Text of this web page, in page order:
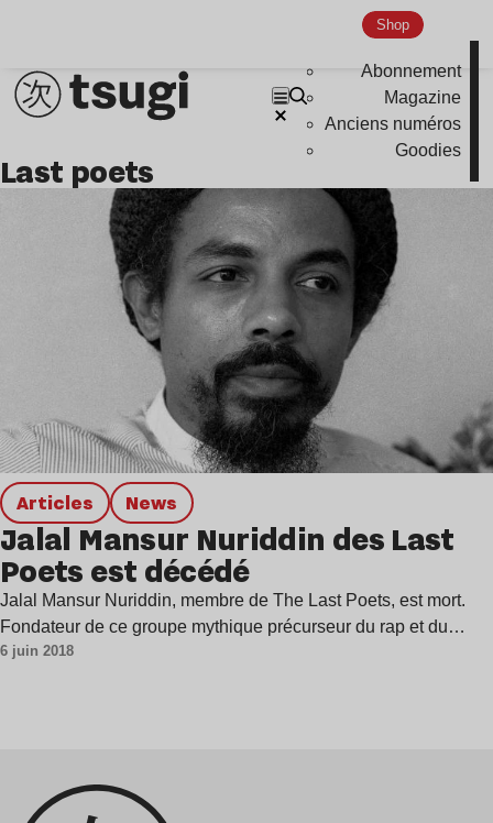
Shop
Abonnement
Magazine
Anciens numéros
Goodies
Indie
last poets
Articles news
Jalal Mansur Nuriddin des Last
Poets est décédé
Jalal Mansur Nuriddin, membre de The Last Poets, est mort.
Fondateur de ce groupe mythique précurseur du rap et du…
6 juin 2018